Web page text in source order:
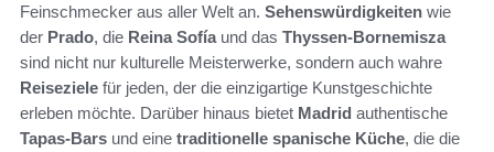
Feinschmecker aus aller Welt an. Sehenswürdigkeiten wie
der Prado, die Reina Sofíaund das Thyssen-Bornemisza
sind nicht nur kulturelle Meisterwerke, sondern auch wahre
Reiseziele für jeden, der die einzigartige Kunstgeschichte
erleben möchte. Darüber hinaus bietet Madrid authentische
Tapas-Bars und eine traditionelle spanische Küche, die die